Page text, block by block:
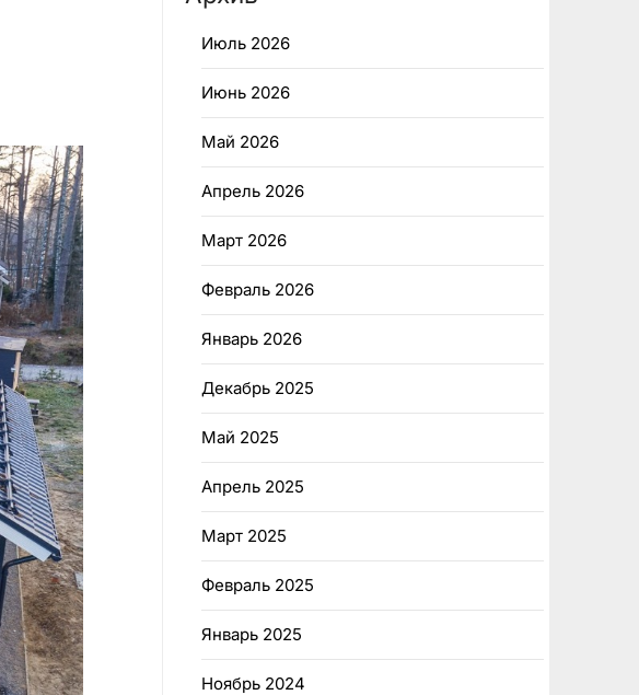
Июль 2026
Июнь 2026
Май 2026
Апрель 2026
Март 2026
Февраль 2026
Январь 2026
Декабрь 2025
Май 2025
Апрель 2025
Март 2025
Февраль 2025
Январь 2025
Ноябрь 2024